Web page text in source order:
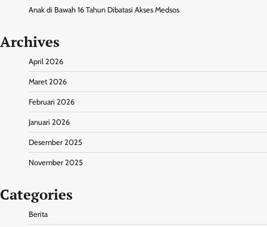
Anak di Bawah 16 Tahun Dibatasi Akses Medsos
Archives
April 2026
Maret 2026
Februari 2026
Januari 2026
Desember 2025
November 2025
Categories
Berita